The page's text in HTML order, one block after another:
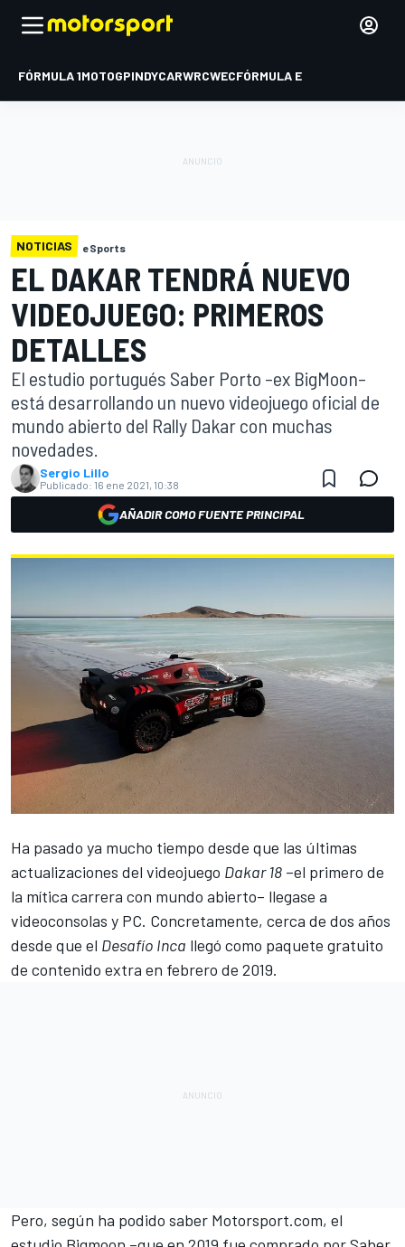
FÓRMULA 1MOTOGPINDYCARWRCWECFÓRMULA E
NOTICIAS eSports
EL DAKAR TENDRÁ NUEVO
VIDEOJUEGO: PRIMEROS
DETALLES
El estudio portugués Saber Porto –ex BigMoon–
está desarrollando un nuevo videojuego oficial de
mundo abierto del Rally Dakar con muchas
novedades.
Sergio Lillo
Publicado: 16 ene 2021, 10:38
AÑADIR COMO FUENTE PRINCIPAL
Ha pasado ya mucho tiempo desde que las últimas
actualizaciones del videojuego Dakar 18 –el primero de
la mítica carrera con mundo abierto– llegase a
videoconsolas y PC. Concretamente, cerca de dos años
desde que el Desafío Inca llegó como paquete gratuito
de contenido extra en febrero de 2019.
Pero, según ha podido saber Motorsport.com, el